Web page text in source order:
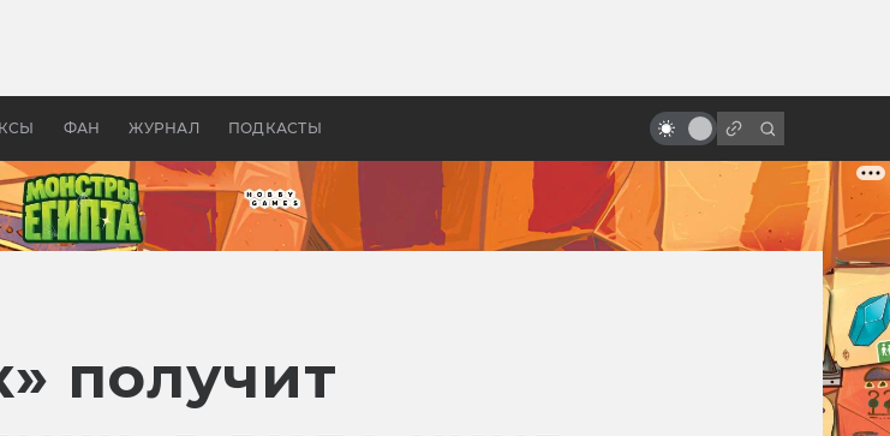
ФАН ЖУРНАЛ ПОДКАСТЫ
Древней Грецией
самые безумные кроссоверы
получит